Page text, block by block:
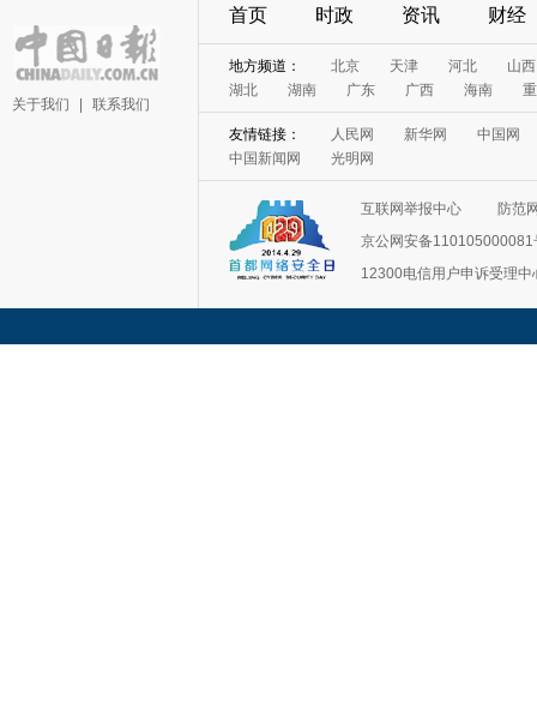
关于我们 联系我们
首页 时政 资讯 财经
地方频道： 北京 天津 河北
山西
湖北
湖南 广东 广西 海南
友情链接： 人民网 新华网
中国网
中国新闻网
光明网
互联网举报中心
防范
京公网安备110105000081
12300电信用户申诉受理中